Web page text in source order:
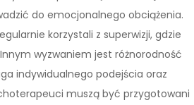
do emocjonalnego obciążenia.
korzystali z superwizji, gdzie
wyzwaniem jest różnorodność
indywidualnego podejścia oraz
muszą być przygotowani